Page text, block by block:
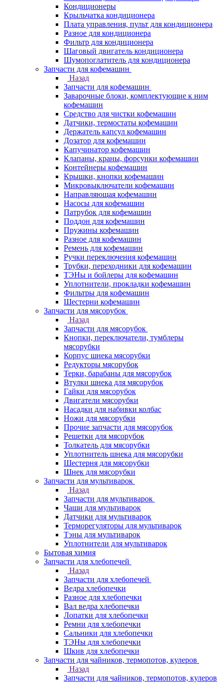
Кондиционеры
Крыльчатка кондиционера
Плата управления, пульт для кондиционера
Разное для кондиционера
Фильтр для кондиционера
Шаговый двигатель кондиционера
Шумопоглатитель для кондиционера
Запчасти для кофемашин
Назад
Запчасти для кофемашин
Заварочные блоки, комплектующие к ним
кофемашин
Средство для чистки кофемашин
Датчики, термостаты кофемашин
Держатель капсул кофемашин
Дозатор для кофемашин
Капучинатор кофемашин
Клапаны, краны, форсунки кофемашин
Контейнеры кофемашин
Крышки, кнопки кофемашин
Микровыключатели кофемашин
Направляющая кофемашин
Насосы для кофемашин
Патрубок для кофемашин
Поддон для кофемашин
Пружины кофемашин
Разное для кофемашин
Ремень для кофемашин
Ручки переключения кофемашин
Трубки, переходники для кофемашин
ТЭНы и бойлеры для кофемашин
Уплотнители, прокладки кофемашин
Фильтры для кофемашин
Шестерни кофемашин
Запчасти для мясорубок
Назад
Запчасти для мясорубок
Кнопки, переключатели, тумблеры
мясорубки
Корпус шнека мясорубки
Редукторы мясорубок
Терки, барабаны для мясорубок
Втулки шнека для мясорубок
Гайки для мясорубок
Двигатели мясорубки
Насадки для набивки колбас
Ножи для мясорубки
Прочие запчасти для мясорубок
Решетки для мясорубок
Толкатель для мясорубки
Уплотнитель шнека для мясорубки
Шестерня для мясорубки
Шнек для мясорубки
Запчасти для мультиварок
Назад
Запчасти для мультиварок
Чаши для мультиварок
Датчики для мультиварок
Терморегуляторы для мультиварок
Тэны для мультиварок
Уплотнители для мультиварок
Бытовая химия
Запчасти для хлебопечей
Назад
Запчасти для хлебопечей
Ведра хлебопечки
Разное для хлебопечки
Вал ведра хлебопечки
Лопатки для хлебопечки
Ремни для хлебопечки
Сальники для хлебопечки
ТЭНы для хлебопечки
Шкив для хлебопечки
Запчасти для чайников, термопотов, кулеров
Назад
Запчасти для чайников, термопотов, кулеров